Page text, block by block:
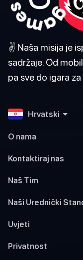
✌️ Naša misija je
sadržaje. Od
pa sve do igara
Hrvatski
O nama
Kontaktiraj nas
Naš Tim
Naši Urednički
Uvjeti
Privatnost